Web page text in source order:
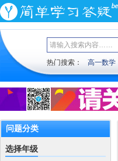
热门搜索： 高一数学
问题分类
选择年级